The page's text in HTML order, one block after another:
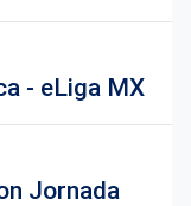
- eLiga MX
Jornada